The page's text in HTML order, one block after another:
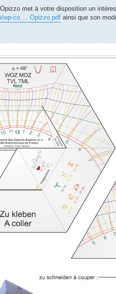
met à votre disposition un
wp-co ... Opizzo.pdf ainsi que son